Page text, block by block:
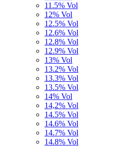
11.5% Vol
12% Vol
12.5% Vol
12.6% Vol
12.8% Vol
12.9% Vol
13% Vol
13.2% Vol
13.3% Vol
13.5% Vol
14% Vol
14,2% Vol
14.5% Vol
14.6% Vol
14.7% Vol
14.8% Vol